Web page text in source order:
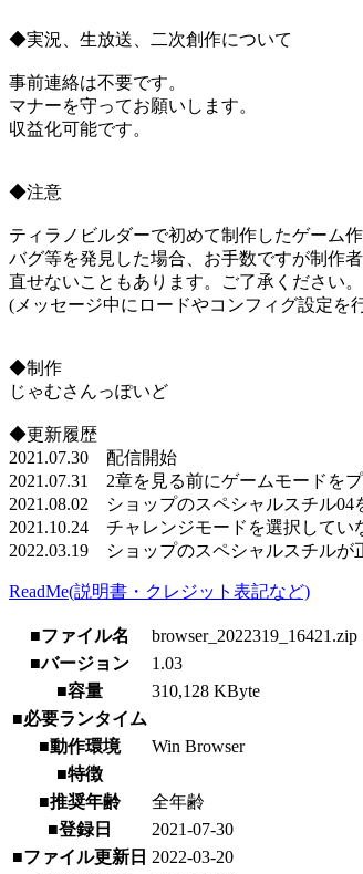
◆実況、生放送、二次創作について
事前連絡は不要です。
マナーを守ってお願いします。
収益化可能です。
◆注意
ティラノビルダーで初めて制作したゲーム作
バグ等を発見した場合、お手数ですが制作
直せないこともあります。ご了承ください。
(メッセージ中にロードやコンフィグ設定を
◆制作
じゃむさんっぽいど
◆更新履歴
2021.07.30 配信開始
2021.07.31 2章を見る前にゲームモードを
2021.08.02 ショップのスペシャルスチル
2021.10.24 チャレンジモードを選択して
2022.03.19 ショップのスペシャルスチルが
ReadMe(説明書・クレジット表記など)
■ファイル名
browser_2022319_16421.zip
■バージョン
1.03
■容量
310,128 KByte
■必要ランタイム
■動作環境
Win Browser
■特徴
■推奨年齢
全年齢
■登録日
2021-07-30
■ファイル更新日 2022-03-20